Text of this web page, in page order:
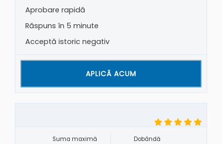
Aprobare rapidă
Răspuns în 5 minute
Acceptă istoric negativ
APLICĂ ACUM
Suma maximă Dobândă